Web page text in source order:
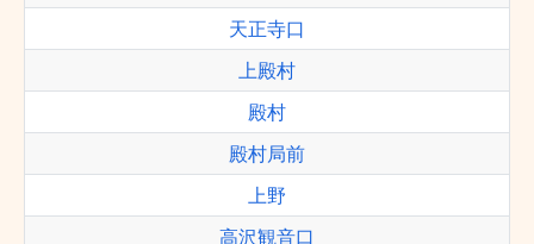
天正寺口
上殿村
殿村
殿村局前
上野
高沢観音口